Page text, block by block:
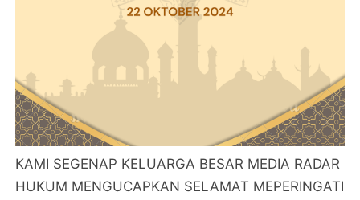
KAMI SEGENAP KELUARGA BESAR MEDIA RADAR
HUKUM MENGUCAPKAN SELAMAT MEPERINGATI